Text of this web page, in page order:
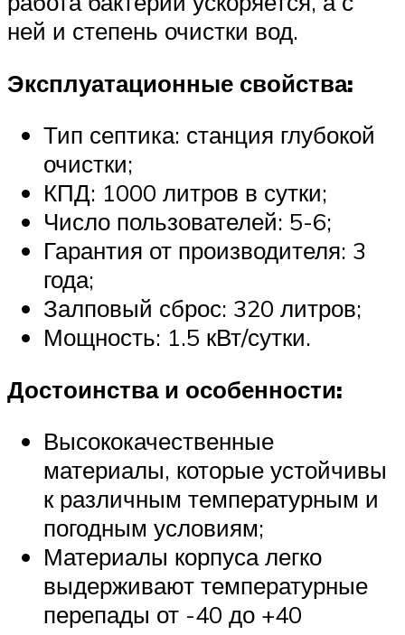
ней и степень очистки вод.
Эксплуатационные свойства:
Тип септика: станция глубокой
очистки;
КПД: 1000 литров в сутки;
Число пользователей: 5-6;
Гарантия от производителя: 3
года;
Залповый сброс: 320 литров;
Мощность: 1.5 кВт/сутки.
Достоинства и особенности:
Высококачественные
материалы, которые устойчивы
к различным температурным и
погодным условиям;
Материалы корпуса легко
выдерживают температурные
перепады от -40 до +40